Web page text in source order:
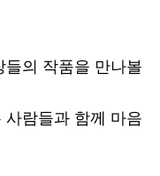
의 작품을 만나볼
람들과 함께 마음